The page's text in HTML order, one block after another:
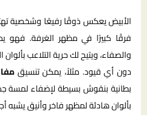
الأبيض يعكس ذوقًا رفيعًا وشخصية
فرقًا كبيرًا في مظهر الغرفة. فهو
والصفاء، ويتيح لك حرية التلاعب
دون أي قيود. مثلاً، يمكن تنسيق
بطانية بنقوش بسيطة لإضفاء لمسة
بألوان هادئة لمظهر فاخر وأنيق يشبه